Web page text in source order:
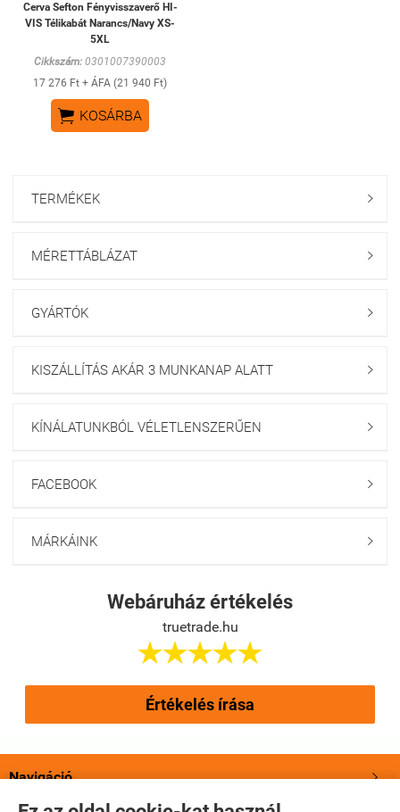
Cerva Sefton Fényvisszaverő HI-
VIS Télikabát Narancs/Navy XS-
5XL
Cikkszám: 0301007390003
17 276 Ft + ÁFA (21 940 Ft)
 KOSÁRBA
TERMÉKEK 
MÉRETTÁBLÁZAT 
GYÁRTÓK 
KISZÁLLÍTÁS AKÁR 3 MUNKANAP ALATT 
KÍNÁLATUNKBÓL VÉLETLENSZERŰEN 
FACEBOOK 
MÁRKÁINK 
Webáruház értékelés
truetrade.hu

Értékelés írása
Navigáció 